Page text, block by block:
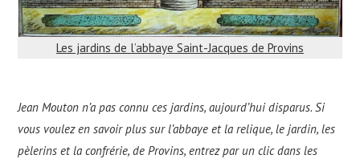
Les jardins de l’abbaye Saint-Jacques de Provins
Jean Mouton n’a pas connu ces jardins, aujourd’hui disparus. Si
vous voulez en savoir plus sur l’abbaye et la relique, le jardin, les
pèlerins et la confrérie, de Provins, entrez par un clic dans les